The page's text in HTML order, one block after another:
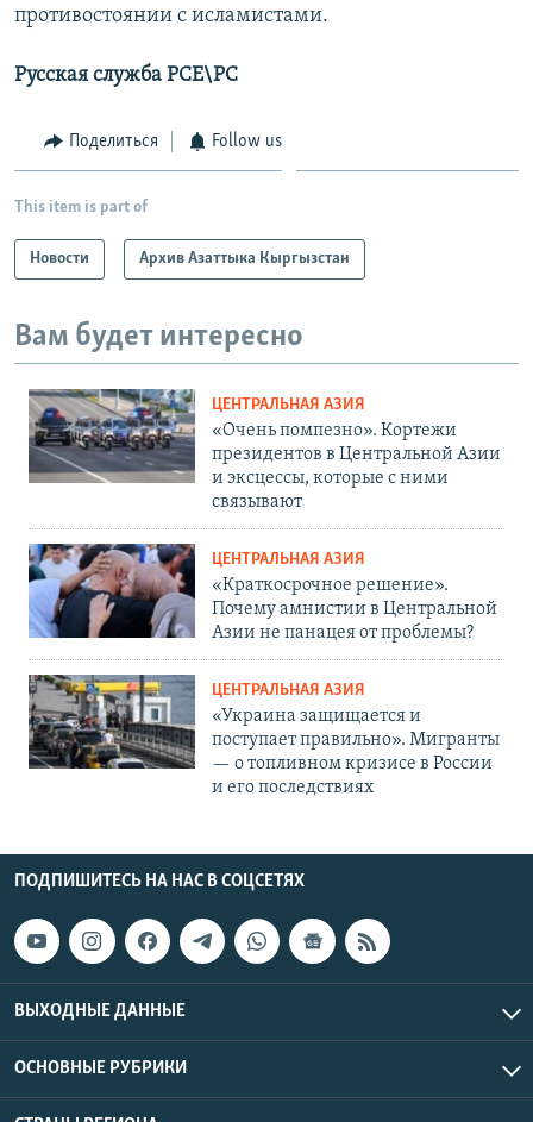
противостоянии с исламистами.
Русская служба РСЕ\РС
Поделиться Follow us
This item is part of
Новости Архив Азаттыка Кыргызстан
Вам будет интересно
ЦЕНТРАЛЬНАЯ АЗИЯ
«Очень помпезно». Кортежи
президентов в Центральной Азии
и эксцессы, которые с ними
связывают
ЦЕНТРАЛЬНАЯ АЗИЯ
«Краткосрочное решение».
Почему амнистии в Центральной
Азии не панацея от проблемы?
ЦЕНТРАЛЬНАЯ АЗИЯ
«Украина защищается и
поступает правильно». Мигранты
— о топливном кризисе в России
и его последствиях
ПОДПИШИТЕСЬ НА НАС В СОЦСЕТЯХ
ВЫХОДНЫЕ ДАННЫЕ
ОСНОВНЫЕ РУБРИКИ